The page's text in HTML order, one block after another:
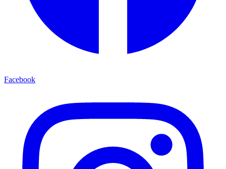
Facebook